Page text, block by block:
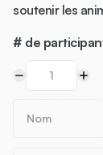
soutenir les
# de